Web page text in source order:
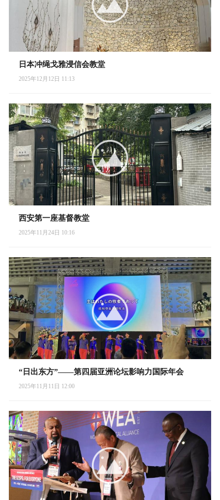
日本冲绳戈雅浸信会教堂
2025年12月12日 11:13
西安第一座基督教堂
2025年11月24日 10:16
“日出东方”——第四届亚洲论坛影响力国际年会
2025年11月11日 12:00